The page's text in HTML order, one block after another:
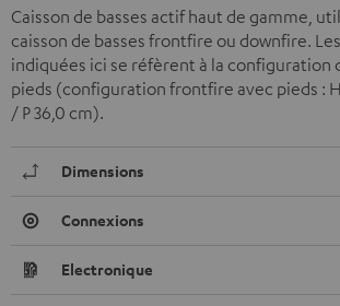
Caisson de basses actif haut de gamme,
caisson de basses frontfire ou downfire.
indiquées ici se réfèrent à la configuration
pieds (configuration frontfire avec pieds : H
/ P 36,0 cm).
Dimensions
Connexions
Electronique